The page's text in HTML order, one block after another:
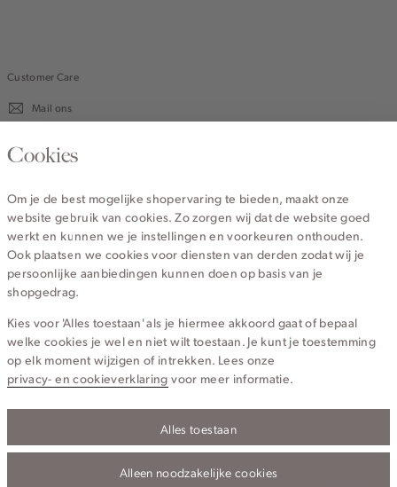
Customer Care
Mail ons
020 - 3412 670
Service
Wij zijn Cotton Club
Topcategorieën voor jou
Privacy- en cookieverklaringAlgemene Voorwaarden
Cookies
Om je de best mogelijke shopervaring te bieden, maakt onze
website gebruik van cookies. Zo zorgen wij dat de website goed
werkt en kunnen we je instellingen en voorkeuren onthouden.
Ook plaatsen we cookies voor diensten van derden zodat wij je
persoonlijke aanbiedingen kunnen doen op basis van je
shopgedrag.
Kies voor 'Alles toestaan' als je hiermee akkoord gaat of bepaal
welke cookies je wel en niet wilt toestaan. Je kunt je toestemming
op elk moment wijzigen of intrekken. Lees onze
privacy- en cookieverklaring voor meer informatie.
Alles toestaan
Alleen noodzakelijke cookies